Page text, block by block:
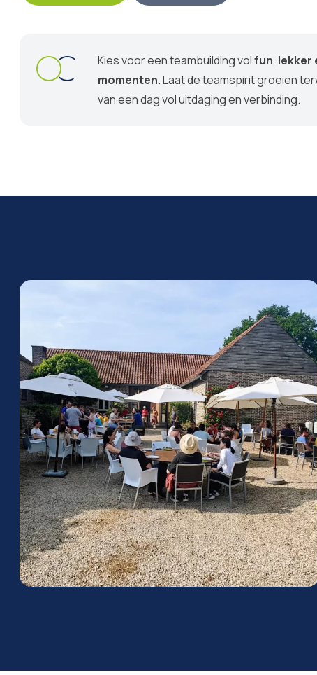
Kies voor een teambuilding volfun, lekker
momenten. Laat de teamspirit groeien
van een dag vol uitdaging en verbinding.